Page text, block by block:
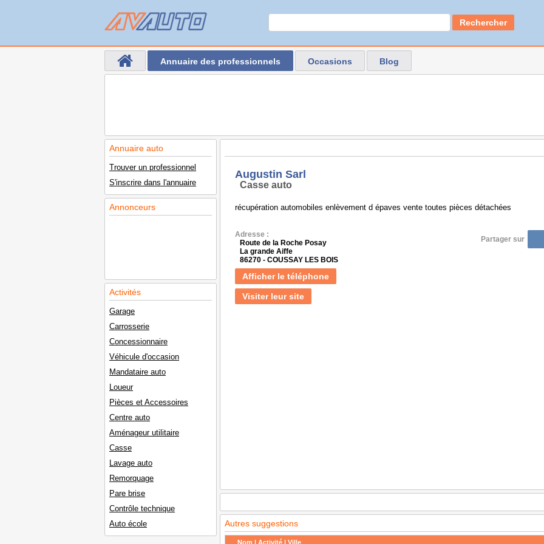
Rechercher
Annuaire des professionnels Occasions Blog
Annuaire auto
Trouver un professionnel
S'inscrire dans l'annuaire
Annonceurs
Activités
Garage
Carrosserie
Concessionnaire
Véhicule d'occasion
Mandataire auto
Loueur
Pièces et Accessoires
Centre auto
Aménageur utilitaire
Casse
Lavage auto
Remorquage
Pare brise
Contrôle technique
Auto école
Augustin Sarl
Casse auto
récupération automobiles enlèvement d épaves vente toutes pièces détachées
Adresse :
Route de la Roche Posay
La grande Aiffe
86270 - COUSSAY LES BOIS
Afficher le téléphone
Visiter leur site
Partager sur
Autres suggestions
Nom | Activité | Ville